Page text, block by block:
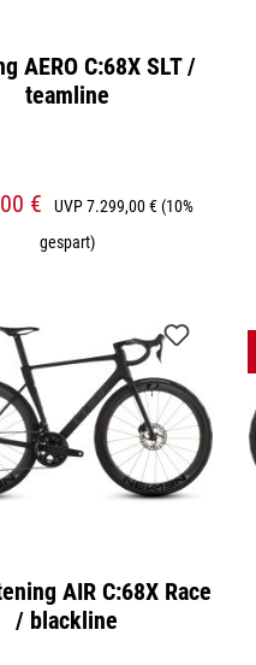
AERO C:68X SLT /
teamline
€ UVP7.299,00 €(10%
gespart)
AIR C:68X Race
/ blackline